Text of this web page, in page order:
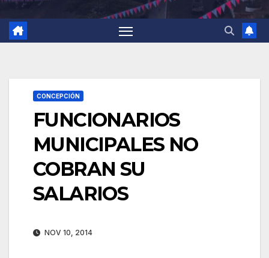
CONCEPCIÓN
FUNCIONARIOS
MUNICIPALES NO
COBRAN SU
SALARIOS
NOV 10, 2014